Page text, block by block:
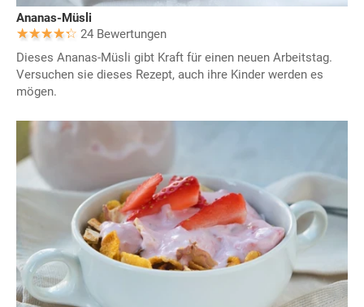
Ananas-Müsli
24 Bewertungen
Dieses Ananas-Müsli gibt Kraft für einen neuen Arbeitstag.
Versuchen sie dieses Rezept, auch ihre Kinder werden es
mögen.